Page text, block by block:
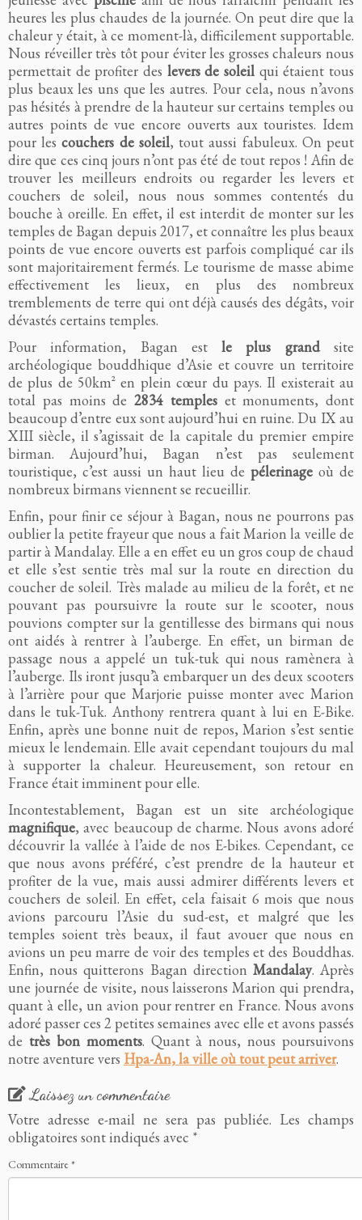
heures les plus chaudes de la journée. On peut dire que la
chaleur y était, à ce moment-là, difficilement supportable.
Nous réveiller très tôt pour éviter les grosses chaleurs nous
permettait de profiter des levers de soleil qui étaient tous
plus beaux les uns que les autres. Pour cela, nous n’avons
pas hésités à prendre de la hauteur sur certains temples ou
autres points de vue encore ouverts aux touristes. Idem
pour lescouchers de soleil, tout aussi fabuleux. On peut
dire que ces cinq jours n’ont pas été de tout repos ! Afin de
trouver les meilleurs endroits ou regarder les levers et
couchers de soleil, nous nous sommes contentés du
bouche à oreille. En effet, il est interdit de monter sur les
temples de Bagan depuis 2017, et connaître les plus beaux
points de vue encore ouverts est parfois compliqué car ils
sont majoritairement fermés. Le tourisme de masse abime
effectivement les lieux, en plus des nombreux
tremblements de terre qui ont déjà causés des dégâts, voir
dévastés certains temples.
Pour information, Bagan estle plus grandsite
archéologique bouddhique d’Asie et couvre un territoire
de plus de 50km² en plein cœur du pays. Il existerait au
total pas moins de 2834 templeset monuments, dont
beaucoup d’entre eux sont aujourd’hui en ruine. Du IX au
XIII siècle, il s’agissait de la capitale du premier empire
birman. Aujourd’hui, Bagan n’est pas seulement
touristique, c’est aussi un haut lieu de pélerinage où de
nombreux birmans viennent se recueillir.
Enfin, pour finir ce séjour à Bagan, nous ne pourrons pas
oublier la petite frayeur que nous a fait Marion la veille de
partir à Mandalay. Elle a en effet eu un gros coup de chaud
et elle s’est sentie très mal sur la route en direction du
coucher de soleil. Très malade au milieu de la forêt, et ne
pouvant pas poursuivre la route sur le scooter, nous
pouvions compter sur la gentillesse des birmans qui nous
ont aidés à rentrer à l’auberge. En effet, un birman de
passage nous a appelé un tuk-tuk qui nous ramènera à
l’auberge. Ils iront jusqu’à embarquer un des deux scooters
à l’arrière pour que Marjorie puisse monter avec Marion
dans le tuk-Tuk. Anthony rentrera quant à lui en E-Bike.
Enfin, après une bonne nuit de repos, Marion s’est sentie
mieux le lendemain. Elle avait cependant toujours du mal
à supporter la chaleur. Heureusement, son retour en
France était imminent pour elle.
Incontestablement, Bagan est un site archéologique
magnifique, avec beaucoup de charme. Nous avons adoré
découvrir la vallée à l’aide de nos E-bikes. Cependant, ce
que nous avons préféré, c’est prendre de la hauteur et
profiter de la vue, mais aussi admirer différents levers et
couchers de soleil. En effet, cela faisait 6 mois que nous
avions parcouru l’Asie du sud-est, et malgré que les
temples soient très beaux, il faut avouer que nous en
avions un peu marre de voir des temples et des Bouddhas.
Enfin, nous quitterons Bagan direction Mandalay. Après
une journée de visite, nous laisserons Marion qui prendra,
quant à elle, un avion pour rentrer en France. Nous avons
adoré passer ces 2 petites semaines avec elle et avons passés
de très bon moments. Quant à nous, nous poursuivons
notre aventure vers Hpa-An, la ville où tout peut arriver.
Laissez un commentaire
Votre adresse e-mail ne sera pas publiée. Les champs
obligatoires sont indiqués avec *
Commentaire*